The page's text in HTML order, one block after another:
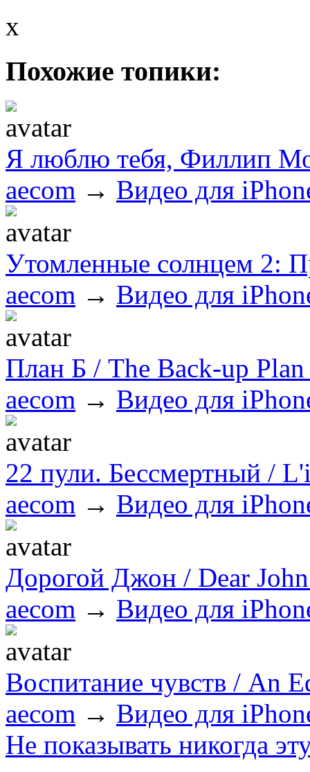
x
Похожие топики:
Я люблю тебя, Филлип
aecom → Видео для
Утомленные солнцем 2:
aecom → Видео для
План Б / The Back-up
aecom → Видео для
22 пули. Бессмертный /
aecom → Видео для
Дорогой Джон / Dear
aecom → Видео для
Воспитание чувств / An
aecom → Видео для
Не показывать никогда